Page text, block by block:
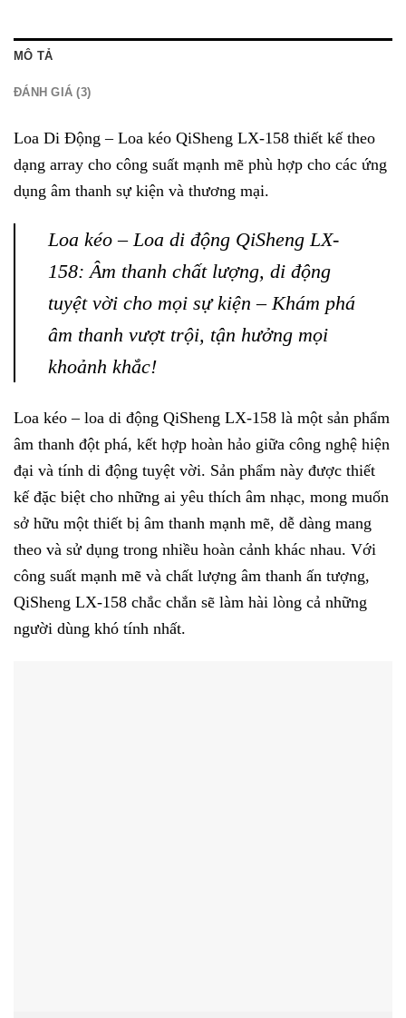
MÔ TẢ
ĐÁNH GIÁ (3)
Loa Di Động – Loa kéo QiSheng LX-158 thiết kế theo
dạng array cho công suất mạnh mẽ phù hợp cho các ứng
dụng âm thanh sự kiện và thương mại.
Loa kéo – Loa di động QiSheng LX-
158: Âm thanh chất lượng, di động
tuyệt vời cho mọi sự kiện – Khám phá
âm thanh vượt trội, tận hưởng mọi
khoảnh khắc!
Loa kéo – loa di động QiSheng LX-158 là một sản phẩm
âm thanh đột phá, kết hợp hoàn hảo giữa công nghệ hiện
đại và tính di động tuyệt vời. Sản phẩm này được thiết
kế đặc biệt cho những ai yêu thích âm nhạc, mong muốn
sở hữu một thiết bị âm thanh mạnh mẽ, dễ dàng mang
theo và sử dụng trong nhiều hoàn cảnh khác nhau. Với
công suất mạnh mẽ và chất lượng âm thanh ấn tượng,
QiSheng LX-158 chắc chắn sẽ làm hài lòng cả những
người dùng khó tính nhất.